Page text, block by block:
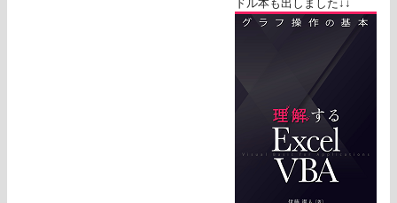
ドル本も出しました↓↓